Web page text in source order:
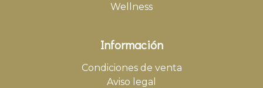
Wellness
Información
Condiciones de venta
Aviso legal